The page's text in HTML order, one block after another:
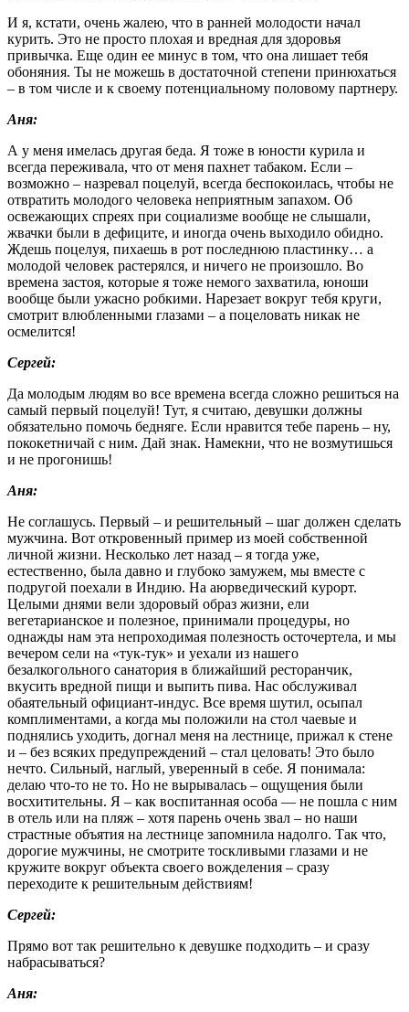
И я, кстати, очень жалею, что в ранней молодости начал
курить. Это не просто плохая и вредная для здоровья
привычка. Еще один ее минус в том, что она лишает тебя
обоняния. Ты не можешь в достаточной степени принюхаться
– в том числе и к своему потенциальному половому партнеру.
Аня:
А у меня имелась другая беда. Я тоже в юности курила и
всегда переживала, что от меня пахнет табаком. Если –
возможно – назревал поцелуй, всегда беспокоилась, чтобы не
отвратить молодого человека неприятным запахом. Об
освежающих спреях при социализме вообще не слышали,
жвачки были в дефиците, и иногда очень выходило обидно.
Ждешь поцелуя, пихаешь в рот последнюю пластинку… а
молодой человек растерялся, и ничего не произошло. Во
времена застоя, которые я тоже немого захватила, юноши
вообще были ужасно робкими. Нарезает вокруг тебя круги,
смотрит влюбленными глазами – а поцеловать никак не
осмелится!
Сергей:
Да молодым людям во все времена всегда сложно решиться на
самый первый поцелуй! Тут, я считаю, девушки должны
обязательно помочь бедняге. Если нравится тебе парень – ну,
пококетничай с ним. Дай знак. Намекни, что не возмутишься
и не прогонишь!
Аня:
Не соглашусь. Первый – и решительный – шаг должен сделать
мужчина. Вот откровенный пример из моей собственной
личной жизни. Несколько лет назад – я тогда уже,
естественно, была давно и глубоко замужем, мы вместе с
подругой поехали в Индию. На аюрведический курорт.
Целыми днями вели здоровый образ жизни, ели
вегетарианское и полезное, принимали процедуры, но
однажды нам эта непроходимая полезность осточертела, и мы
вечером сели на «тук-тук» и уехали из нашего
безалкогольного санатория в ближайший ресторанчик,
вкусить вредной пищи и выпить пива. Нас обслуживал
обаятельный официант-индус. Все время шутил, осыпал
комплиментами, а когда мы положили на стол чаевые и
поднялись уходить, догнал меня на лестнице, прижал к стене
и – без всяких предупреждений – стал целовать! Это было
нечто. Сильный, наглый, уверенный в себе. Я понимала:
делаю что-то не то. Но не вырывалась – ощущения были
восхитительны. Я – как воспитанная особа — не пошла с ним
в отель или на пляж – хотя парень очень звал – но наши
страстные объятия на лестнице запомнила надолго. Так что,
дорогие мужчины, не смотрите тоскливыми глазами и не
кружите вокруг объекта своего вожделения – сразу
переходите к решительным действиям!
Сергей:
Прямо вот так решительно к девушке подходить – и сразу
набрасываться?
Аня: